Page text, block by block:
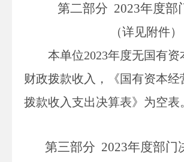
第二部分 2023年度部
（详见附件）
本单位2023年度无国有资
财政拨款收入，《国有资本经
拨款收入支出决算表》为空表
第三部分 2023年度部门